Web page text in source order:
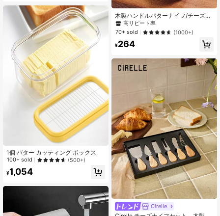
4.94 6.5K フォロワー
4.94 6.5K フォロワー
ーパー、バタースクレーパー、キッ
チンバタースクレーパー、多機能ク
リームスクレーパー、キッチン用
品、キッチンツール、父の日、母の
日、クリスマス、感謝祭、ハロウィ
ン、バレンタインデーギフト
1個 バター カッティング ボックス
100+ sold (500+)
¥1,054
木製ハンドルバターナイフ/チーズナ
イフ 1個/3個/6個セット
高リピート率
70+ sold
(1000+)
¥264
Cirelle